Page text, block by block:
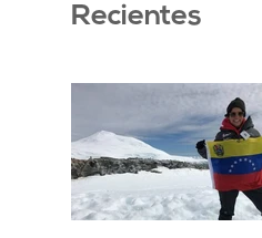
Recientes